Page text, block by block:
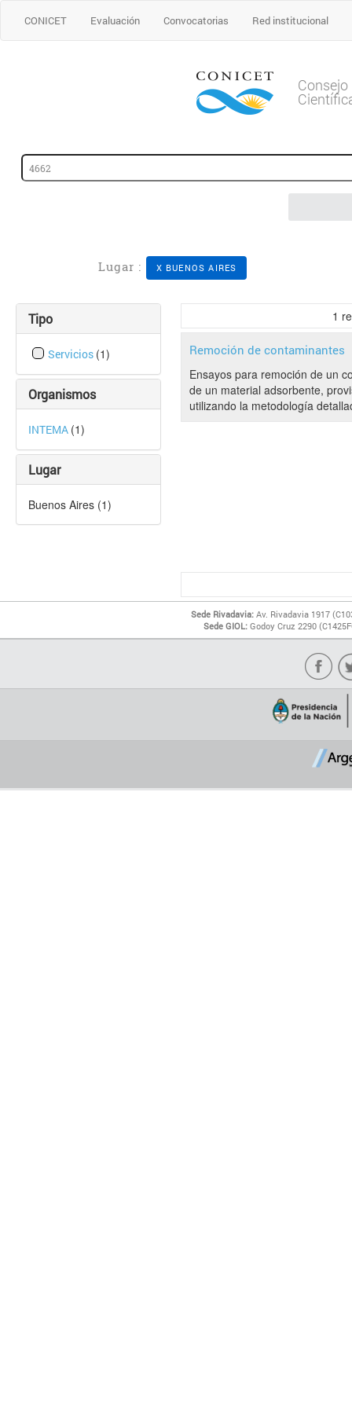
CONICET Evaluación Convocatorias Red institucional
Lugar : X BUENOS AIRES
Tipo
Servicios (1)
Organismos
INTEMA (1)
Lugar
Buenos Aires (1)
1
Remoción de contaminantes
Ensayos para remoción de un
de un material adsorbente,
utilizando la metodología
Sede Rivadavia: Av. Rivadavia 1917
Sede GIOL: Godoy Cruz 2290